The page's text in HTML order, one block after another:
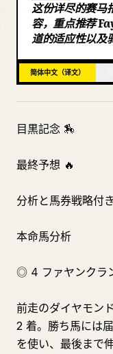
下载
博客
这份详尽的赛马
容，重点推荐
道的适应性以及
简体中文（译文）
目黒記念 🏇
最終予想 🔥
分析と馬券戦略付
本命馬分析
◎ 4 ファヤンクラ
前走のダイヤモン
2 着。勝ち馬には
を使い、最後まで